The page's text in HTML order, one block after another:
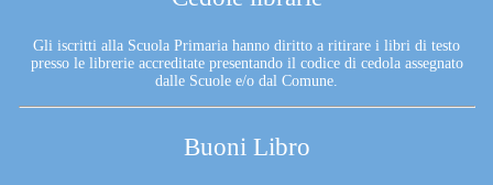
Gli iscritti alla Scuola Primaria hanno diritto a ritirare i libri di testo
presso le librerie accreditate presentando il codice di cedola assegnato
dalle Scuole e/o dal Comune.
Buoni Libro